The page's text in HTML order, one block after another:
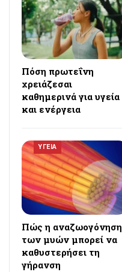
Πόση πρωτεΐνη
χρειάζεσαι
καθημερινά για υγεία
και ενέργεια
ΥΓΕΙΑ
Πώς η αναζωογόνηση
των μυών μπορεί να
καθυστερήσει τη
γήρανση